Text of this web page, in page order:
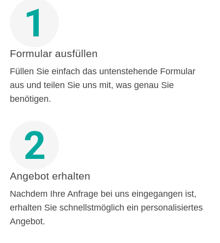
1
Formular ausfüllen
Füllen Sie einfach das untenstehende Formular
aus und teilen Sie uns mit, was genau Sie
benötigen.
2
Angebot erhalten
Nachdem Ihre Anfrage bei uns eingegangen ist,
erhalten Sie schnellstmöglich ein personalisiertes
Angebot.